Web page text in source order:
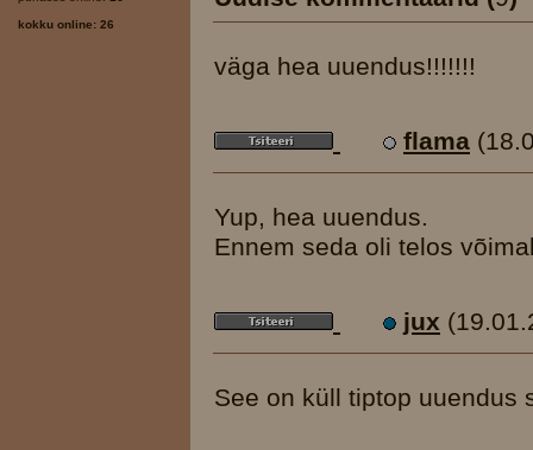
kokku online: 26
väga hea uuendus!!!!!!!
flama
Yup, hea uuendus.
Ennem seda oli telos
jux
See on küll tiptop uuendus